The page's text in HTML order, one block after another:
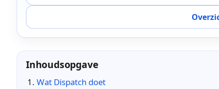
Inhoudsopgave
Wat Dispatch doet